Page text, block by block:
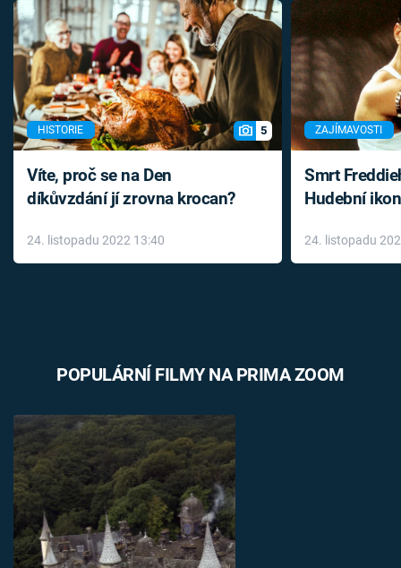
HISTORIE 5
Víte, proč se na Den
díkůvzdání jí zrovna krocan?
24. listopadu 2022 13:40
ZAJÍMAVOSTI
Smrt
Hudební
léky
24. listopadu
POPULÁRNÍ FILMY NA PRIMA ZOOM